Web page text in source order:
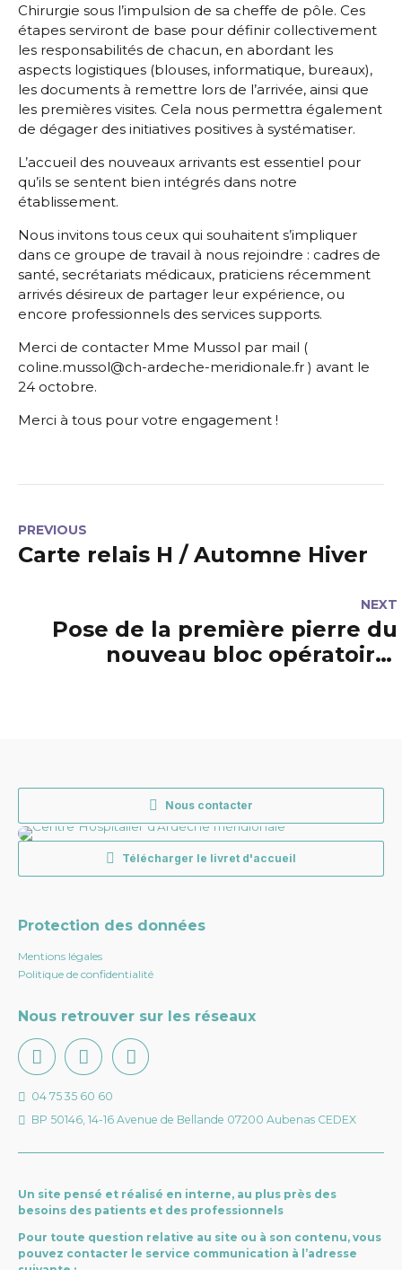
Chirurgie sous l’impulsion de sa cheffe de pôle. Ces
étapes serviront de base pour définir collectivement
les responsabilités de chacun, en abordant les
aspects logistiques (blouses, informatique, bureaux),
les documents à remettre lors de l’arrivée, ainsi que
les premières visites. Cela nous permettra également
de dégager des initiatives positives à systématiser.
L’accueil des nouveaux arrivants est essentiel pour
qu’ils se sentent bien intégrés dans notre
établissement.
Nous invitons tous ceux qui souhaitent s’impliquer
dans ce groupe de travail à nous rejoindre : cadres de
santé, secrétariats médicaux, praticiens récemment
arrivés désireux de partager leur expérience, ou
encore professionnels des services supports.
Merci de contacter Mme Mussol par mail (
coline.mussol@ch-ardeche-meridionale.fr ) avant le
24 octobre.
Merci à tous pour votre engagement !
PREVIOUS
Carte relais H / Automne Hiver
NEXT
Pose de la première pierre du
nouveau bloc opératoire-
Nous contacter
Télécharger le livret d'accueil
Protection des données
Mentions légales
Politique de confidentialité
Nous retrouver sur les réseaux
04 75 35 60 60
BP 50146, 14-16 Avenue de Bellande 07200 Aubenas CEDEX
Un site pensé et réalisé en interne, au plus près des
besoins des patients et des professionnels
Pour toute question relative au site ou à son contenu, vous
pouvez contacter le service communication à l’adresse